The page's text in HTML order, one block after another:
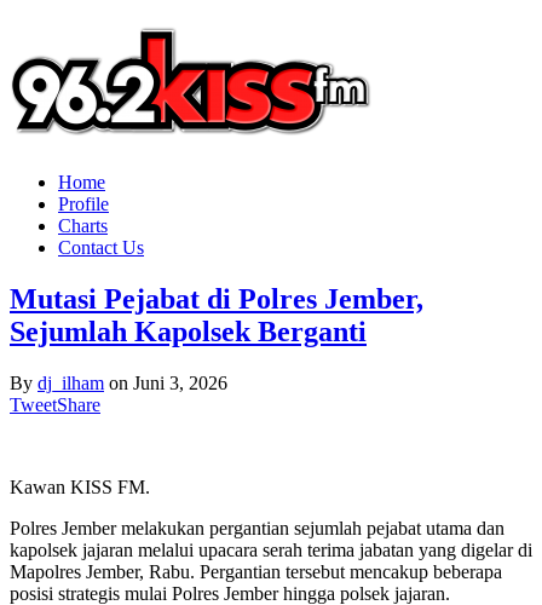
Home
Profile
Charts
Contact Us
Mutasi Pejabat di Polres Jember,
Sejumlah Kapolsek Berganti
By dj_ilham on Juni 3, 2026
TweetShare
Kawan KISS FM.
Polres Jember melakukan pergantian sejumlah pejabat utama dan
kapolsek jajaran melalui upacara serah terima jabatan yang digelar di
Mapolres Jember, Rabu. Pergantian tersebut mencakup beberapa
posisi strategis mulai Polres Jember hingga polsek jajaran.